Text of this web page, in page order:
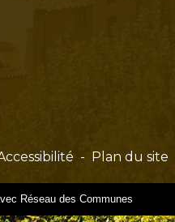
- Plan du site
Réseau des Communes